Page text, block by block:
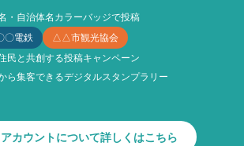
・自治体名カラーバッジで投稿
〇電鉄
△△市観光協会
民と共創する投稿キャンペーン
ら集客できるデジタルスタンプラリー
カウントについて詳しくはこちら